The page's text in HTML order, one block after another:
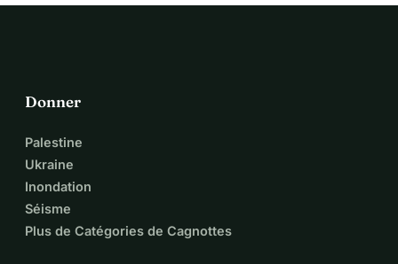
Donner
Palestine
Ukraine
Inondation
Séisme
Plus de Catégories de Cagnottes